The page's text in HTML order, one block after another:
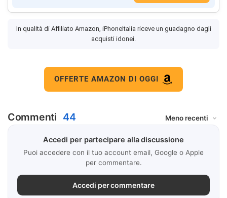
In qualità di Affiliato Amazon, iPhoneItalia riceve un guadagno dagli
acquisti idonei.
OFFERTE AMAZON DI OGGI
Commenti 44
Accedi per partecipare alla discussione
Puoi accedere con il tuo account email, Google o Apple
per commentare.
Accedi per commentare